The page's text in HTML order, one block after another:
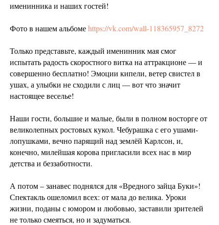
именинника и наших гостей!
Фото в нашем альбомеhttps://vk.com/wall-118365957_8272
Только представьте, каждый именинник мая смог
испытать радость скоростного витка на аттракционе — и
совершенно бесплатно! Эмоции кипели, ветер свистел в
ушах, а улыбки не сходили с лиц — вот что значит
настоящее веселье!
Наши гости, большие и малые, были в полном восторге от
великолепных ростовых кукол. Чебурашка с его ушами-
лопушками, вечно парящий над землёй Карлсон, и,
конечно, милейшая корова пригласили всех нас в мир
детства и беззаботности.
А потом – занавес поднялся для «Вредного зайца Буки»!
Спектакль ошеломил всех: от мала до велика. Уроки
жизни, поданы с юмором и любовью, заставили зрителей
не только смеяться, но и задуматься.